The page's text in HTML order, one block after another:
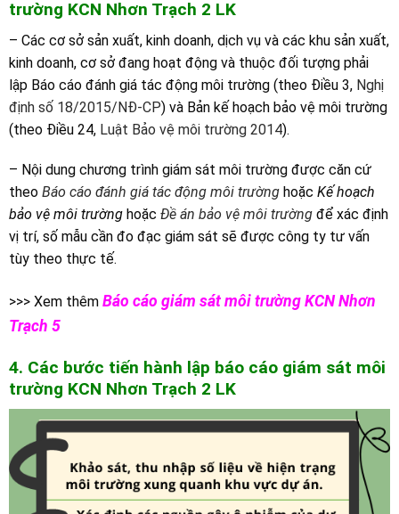
trường KCN Nhơn Trạch 2 LK
– Các cơ sở sản xuất, kinh doanh, dịch vụ và các khu sản xuất,
kinh doanh, cơ sở đang hoạt động và thuộc đối tượng phải
lập Báo cáo đánh giá tác động môi trường (theo Điều 3, Nghị
định số 18/2015/NĐ-CP) và Bản kế hoạch bảo vệ môi trường
(theo Điều 24, Luật Bảo vệ môi trường 2014).
– Nội dung chương trình giám sát môi trường được căn cứ
theo Báo cáo đánh giá tác động môi trườnghoặc Kế hoạch
bảo vệ môi trường hoặc Đề án bảo vệ môi trườngđể xác định
vị trí, số mẫu cần đo đạc giám sát sẽ được công ty tư vấn
tùy theo thực tế.
>>> Xem thêm Báo cáo giám sát môi trường KCN Nhơn
Trạch 5
4. Các bước tiến hành lập báo cáo giám sát môi
trường KCN Nhơn Trạch 2 LK